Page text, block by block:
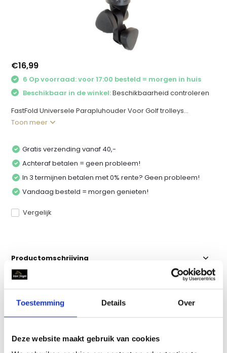
Toestemming Details Over
Deze website maakt gebruik van cookies
€16,99
6 Op voorraad: voor 17:00 besteld = morgen in huis
Beschikbaar in de winkel:Beschikbaarheid controleren
FastFold Universele Parapluhouder Voor Golf trolleys...
Toon meer
Gratis verzending vanaf 40,-
Achteraf betalen = geen probleem!
In 3 termijnen betalen met 0% rente? Geen probleem!
Vandaag besteld = morgen genieten!
Vergelijk
Productomschrijving
Specificaties
Reviews
Delen